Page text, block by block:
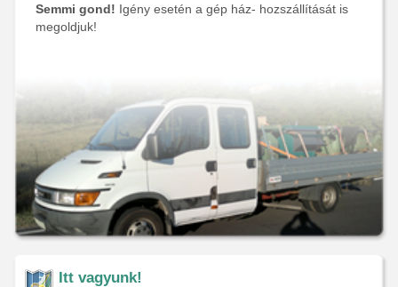
Semmi gond! Igény esetén a gép ház- hozszállítását is
megoldjuk!
Itt vagyunk!